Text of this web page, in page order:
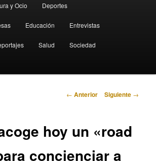
y Ocio Deportes
Educación Entrevistas
Salud Sociedad
Navegación
← Anterior Siguiente →
hoy un «road
concienciar a